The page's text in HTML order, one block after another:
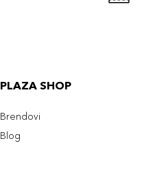
PLAZA SHOP
Brendovi
Blog